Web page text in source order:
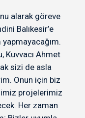
alarak göreve
Balıkesir’e
Kuvvacı Ahmet
sizi de asla
Onun için biz
projelerimiz
Her zaman